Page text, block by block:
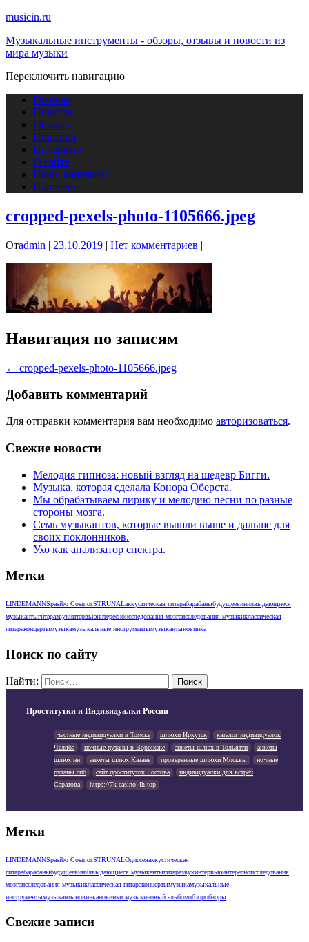
musicin.ru
Музыкальные инструменты - обзоры, отзывы и новости из
мира музыки
Переключить навигацию
Главная
Новости
Обзоры
Новинки
Интервью
О сайте
Наши контакты
Партнеры
cropped-pexels-photo-1105666.jpeg
Отadmin | 23.10.2019 | Нет комментариев |
Навигация по записям
← cropped-pexels-photo-1105666.jpeg
Добавить комментарий
Для отправки комментария вам необходимо авторизоваться.
Свежие новости
Мелодия гипноза: новый взгляд на шедевр Бигги.
Музыка, которая сделала Конора Оберста.
Мы обрабатываем лирику и мелодию песни по разные
стороны мозга.
Семь музыкантов, которые вышли выше и дальше для
своих поклонников.
Ухо как анализатор спектра.
Метки
LINDEMANNSpasibo CosmosSTRUNALаккустическая гитарабарабаныбудущеевинилвыдающиеся
музыкантыгитаразвукинтервьюинтересноисследования мозгаисследования музыкиклассическая
гитараконцертымузыкамузыкальные инструментымузыкантыновинка
Поиск по сайту
Найти:
Проститутки и Индивидуалки России
частные индивидуалки в Томске шлюхи Иркутск
каталог индивидуалок
Челяба
ночные путаны в Воронеже анкеты шлюх в Тольятти
анкеты
шлюх нн
анкеты шлюх Казань проверенные шлюхи Москвы
ночные
путаны спб
сайт проституток Ростова
индивидуалки для встреч
Саратова
https://7k-casino-4h.top
Метки
LINDEMANNSpasibo CosmosSTRUNALОдиссеяаккустическая
гитарабарабаныбудущеевинилвыдающиеся музыкантыгитаразвукинтервьюинтересноисследования
мозгаисследования музыкиклассическая гитараконцертымузыкамузыкальные
инструментымузыкантыновинкановинки музыкиновый альбомобзоробзоры
Свежие записи